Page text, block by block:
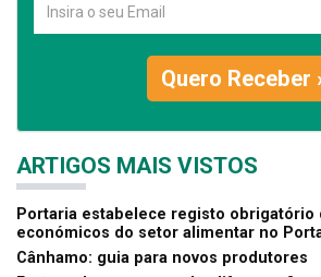
Quero Receber
ARTIGOS MAIS VISTOS
Portaria estabelece registo obrigatório
económicos do setor alimentar no
Cânhamo: guia para novos produtores